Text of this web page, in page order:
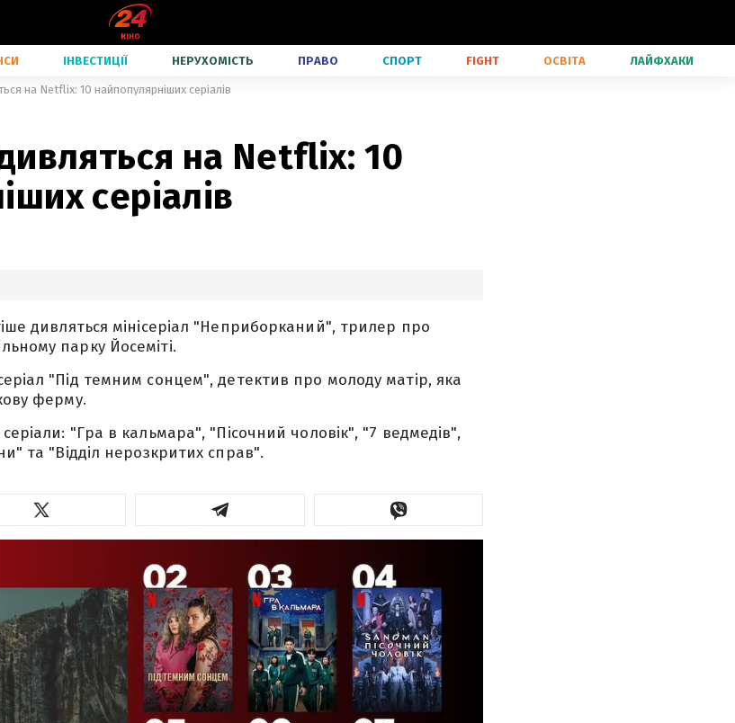
ІНВЕСТИЦІЇ НЕРУХОМІСТЬ ПРАВО СПОРТ FIGHT ОСВІТА ЛАЙФХАКИ
на Netflix: 10 найпопулярніших серіалів
на Netflix: 10
серіалів
дивляться мінісеріал "Неприборканий", трилер про
парку Йосеміті.
"Під темним сонцем", детектив про молоду матір, яка
ферму.
"Гра в кальмара", "Пісочний чоловік", "7 ведмедів",
та "Відділ нерозкритих справ".